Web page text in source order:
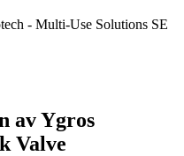
- Multi-Use Solutions SE
av Ygros
Valve